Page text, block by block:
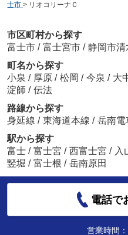
士市 > リオコリーナＣ
市区町村から探す
富士市 / 富士宮市 / 静岡市清
町名から探す
小泉 / 厚原 / 松岡 / 今泉 / 大
淀師 / 伝法
路線から探す
身延線 / 東海道本線 / 岳南電
駅から探す
富士 / 富士宮 / 西富士宮 / 入
竪堀 / 富士根 / 岳南原田
電話で
営業時間：